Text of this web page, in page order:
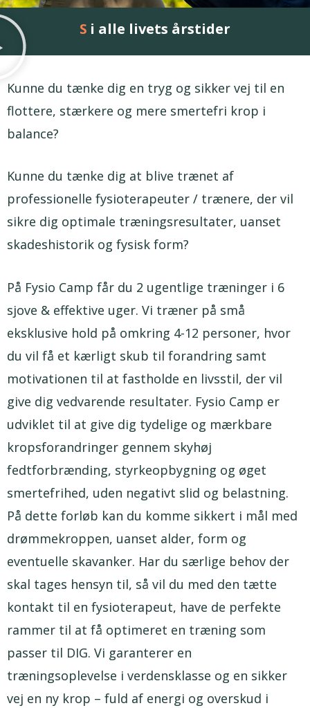
Livskvaliteti alle livets årstider
Kunne du tænke dig en tryg og sikker vej til en
flottere, stærkere og mere smertefri krop i
balance?
Kunne du tænke dig at blive trænet af
professionelle fysioterapeuter / trænere, der vil
sikre dig optimale træningsresultater, uanset
skadeshistorik og fysisk form?
På Fysio Camp får du 2 ugentlige træninger i 6
sjove & effektive uger. Vi træner på små
eksklusive hold på omkring 4-12 personer, hvor
du vil få et kærligt skub til forandring samt
motivationen til at fastholde en livsstil, der vil
give dig vedvarende resultater. Fysio Camp er
udviklet til at give dig tydelige og mærkbare
kropsforandringer gennem skyhøj
fedtforbrænding, styrkeopbygning og øget
smertefrihed, uden negativt slid og belastning.
På dette forløb kan du komme sikkert i mål med
drømmekroppen, uanset alder, form og
eventuelle skavanker. Har du særlige behov der
skal tages hensyn til, så vil du med den tætte
kontakt til en fysioterapeut, have de perfekte
rammer til at få optimeret en træning som
passer til DIG. Vi garanterer en
træningsoplevelse i verdensklasse og en sikker
vej en ny krop – fuld af energi og overskud i